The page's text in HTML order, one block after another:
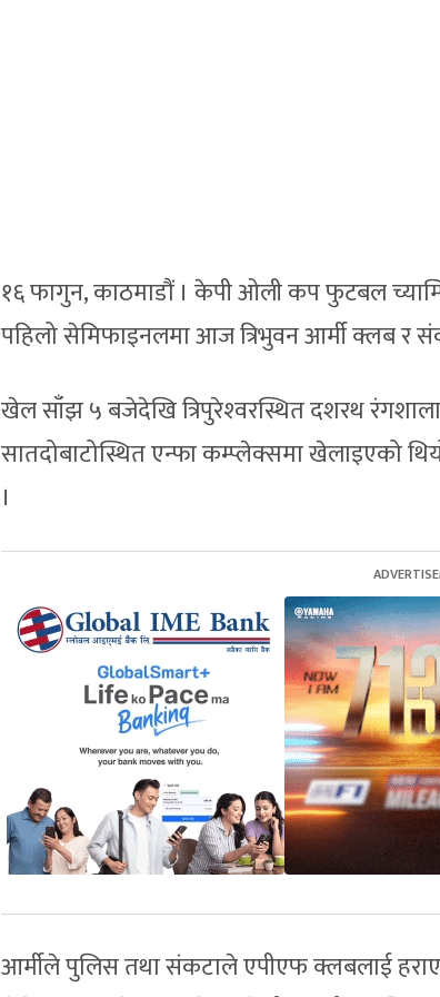
१६ फागुन, काठमाडौं । केपी ओली कप फुटबल
पहिलो सेमिफाइनलमा आज त्रिभुवन आर्मी क्लब र
खेल साँझ ५ बजेदेखि त्रिपुरेश्‍वरस्थित दशरथ
सातदोबाटोस्थित एन्फा कम्प्लेक्समा खेलाइएको
।
आर्मीले पुलिस तथा संकटाले एपीएफ क्लबलाई